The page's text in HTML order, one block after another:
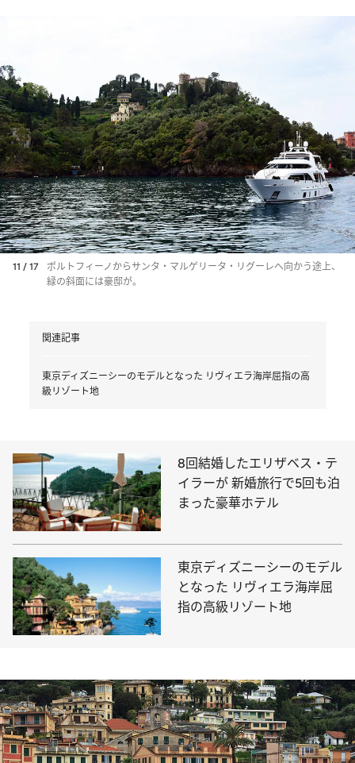
11 / 17
ポルトフィーノからサンタ・マルゲリータ・リグーレへ向かう途上、
緑の斜面には豪邸が。
関連記事
東京ディズニーシーのモデルとなった リヴィエラ海岸屈指の高
級リゾート地
8回結婚したエリザベス・テ
イラーが 新婚旅行で5回も泊
まった豪華ホテル
東京ディズニーシーのモデル
となった リヴィエラ海岸屈
指の高級リゾート地